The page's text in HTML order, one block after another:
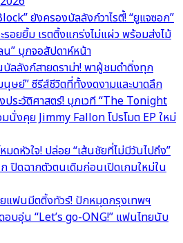
ยังครองบัลลังก์วาไรตี้! “ยูแจซอก”
อยยิ้ม เรตติ้งแกร่งไม่แผ่ว พร้อมส่งไม้
น” บุกจอสัปดาห์หน้า
ลลังก์สายดราม่า! พาผู้ชมดำดิ่งทุก
ษย์” ซีรีส์ชีวิตที่ทั้งงดงามและบาดลึก
ประวัติศาสตร์! บุกเวที “The Tonight
นั่งคุย Jimmy Fallon โปรโมต EP ใหม่
ดหัวใจ! ปล่อย “เส้นชัยที่ไม่มีวันไปถึง”
ปิดฉากตัวตนเดิมก่อนเปิดเกมใหม่ใน
ยแฟนมีตติ้งทัวร์! ปักหมุดกรุงเทพฯ
อบอุ่น “Let’s go-ONG!” แฟนไทยนับ